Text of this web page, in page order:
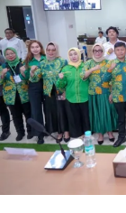
(NOP);
Pelayanan
Percepatan
Terintegrasi
Sensus
Kawasan
Pertanian
RTRW;
(GTRA);